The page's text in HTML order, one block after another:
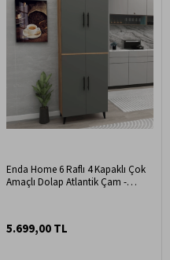
Enda Home 6 Raflı 4 Kapaklı Çok
Amaçlı Dolap Atlantik Çam -
5.699,00 TL